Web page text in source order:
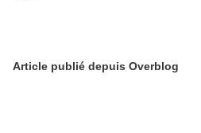
Article publié depuis Overblog